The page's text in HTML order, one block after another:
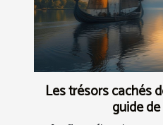
Les trésors cachés
guide